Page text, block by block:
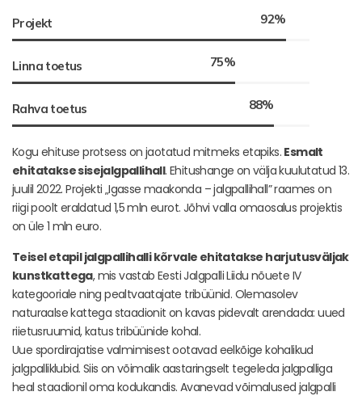
Projekt 92%
Linna toetus 75%
Rahva toetus 88%
Kogu ehituse protsess on jaotatud mitmeks etapiks. Esmalt
ehitatakse sisejalgpallihall. Ehitushange on välja kuulutatud 13.
juulil 2022. Projekti „Igasse maakonda – jalgpallihall” raames on
riigi poolt eraldatud 1,5 mln eurot. Jõhvi valla omaosalus projektis
on üle 1 mln euro.
Teisel etapil jalgpallihalli kõrvale ehitatakse harjutusväljak
kunstkattega, mis vastab Eesti Jalgpalli Liidu nõuete IV
kategooriale ning pealtvaatajate tribüünid. Olemasolev
naturaalse kattega staadionit on kavas pidevalt arendada: uued
riietusruumid, katus tribüünide kohal.
Uue spordirajatise valmimisest ootavad eelkõige kohalikud
jalgpalliklubid. Siis on võimalik aastaringselt tegeleda jalgpalliga
heal staadionil oma kodukandis. Avanevad võimalused jalgpalli